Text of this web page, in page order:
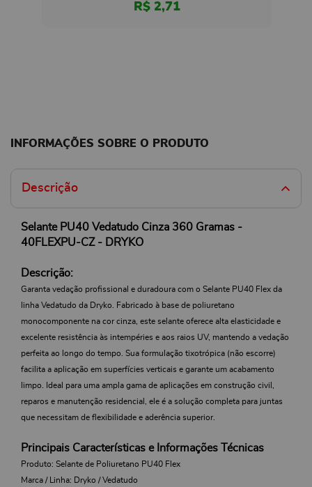
R$ 2,71
INFORMAÇÕES SOBRE O PRODUTO
Descrição
Selante PU40 Vedatudo Cinza 360 Gramas -
40FLEXPU-CZ - DRYKO
Descrição:
Garanta vedação profissional e duradoura com o Selante PU40 Flex da
linha Vedatudo da Dryko. Fabricado à base de poliuretano
monocomponente na cor cinza, este selante oferece alta elasticidade e
excelente resistência às intempéries e aos raios UV, mantendo a vedação
perfeita ao longo do tempo. Sua formulação tixotrópica (não escorre)
facilita a aplicação em superfícies verticais e garante um acabamento
limpo. Ideal para uma ampla gama de aplicações em construção civil,
reparos e manutenção residencial, ele é a solução completa para juntas
que necessitam de flexibilidade e aderência superior.
Principais Características e Informações Técnicas
Produto: Selante de Poliuretano PU40 Flex
Marca / Linha: Dryko / Vedatudo